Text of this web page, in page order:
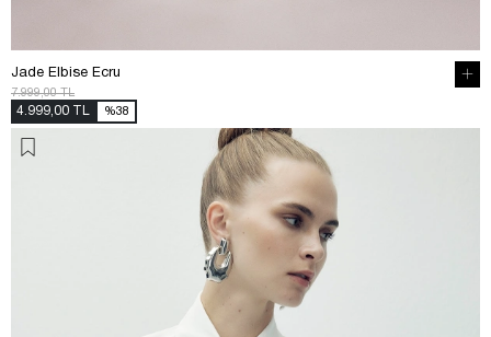
Jade Elbise Ecru
7.999,00 TL
4.999,00 TL %38